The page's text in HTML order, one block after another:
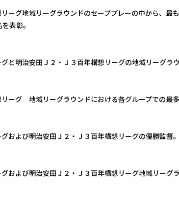
ーグ地域リーグラウンドのセーブプレーの中から、
表彰。
と明治安田Ｊ２・Ｊ３百年構想リーグの地域リーグ
ーグ 地域リーグラウンドにおける各グループでの最多
および明治安田Ｊ２・Ｊ３百年構想リーグの優勝監督
および明治安田Ｊ２・Ｊ３百年構想リーグ地域リー